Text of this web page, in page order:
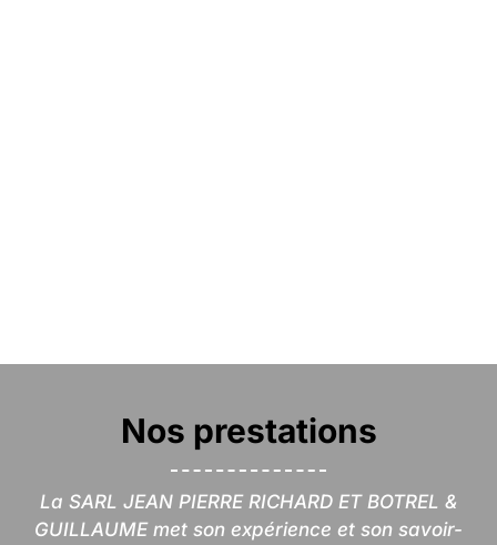
Nos prestations
La SARL JEAN PIERRE RICHARD ET BOTREL &
GUILLAUME met son expérience et son savoir-